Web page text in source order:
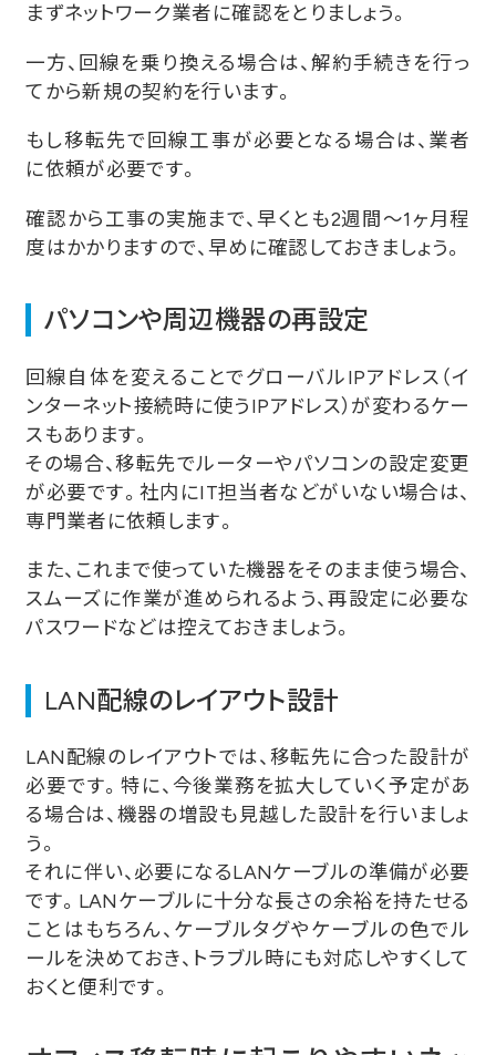
まずネットワーク業者に確認をとりましょう。
一方、回線を乗り換える場合は、解約手続きを行っ
てから新規の契約を行います。
もし移転先で回線工事が必要となる場合は、業者
に依頼が必要です。
確認から工事の実施まで、早くとも2週間〜1ヶ月程
度はかかりますので、早めに確認しておきましょう。
パソコンや周辺機器の再設定
回線自体を変えることでグローバルIPアドレス（イ
ンターネット接続時に使うIPアドレス）が変わるケー
スもあります。
その場合、移転先でルーターやパソコンの設定変更
が必要です。社内にIT担当者などがいない場合は、
専門業者に依頼します。
また、これまで使っていた機器をそのまま使う場合、
スムーズに作業が進められるよう、再設定に必要な
パスワードなどは控えておきましょう。
LAN配線のレイアウト設計
LAN配線のレイアウトでは、移転先に合った設計が
必要です。特に、今後業務を拡大していく予定があ
る場合は、機器の増設も見越した設計を行いましょ
う。
それに伴い、必要になるLANケーブルの準備が必要
です。LANケーブルに十分な長さの余裕を持たせる
ことはもちろん、ケーブルタグやケーブルの色でル
ールを決めておき、トラブル時にも対応しやすくして
おくと便利です。